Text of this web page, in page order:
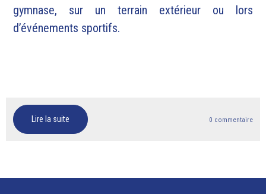
gymnase, sur un terrain extérieur ou lors
d’événements sportifs.
Lire la suite 0 commentaire